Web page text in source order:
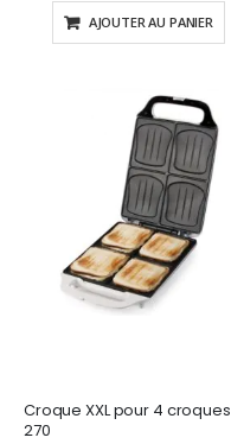
AJOUTER AU PANIER
Croque XXL pour 4 croques
270